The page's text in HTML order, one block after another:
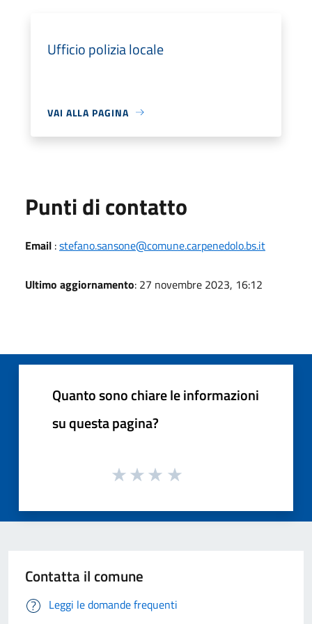
Ufficio polizia locale
VAI ALLA PAGINA
Punti di contatto
Email :stefano.sansone@comune.carpenedolo.bs.it
Ultimo aggiornamento: 27 novembre 2023, 16:12
Quanto sono chiare le informazioni
su questa pagina?
Contatta il comune
Leggi le domande frequenti